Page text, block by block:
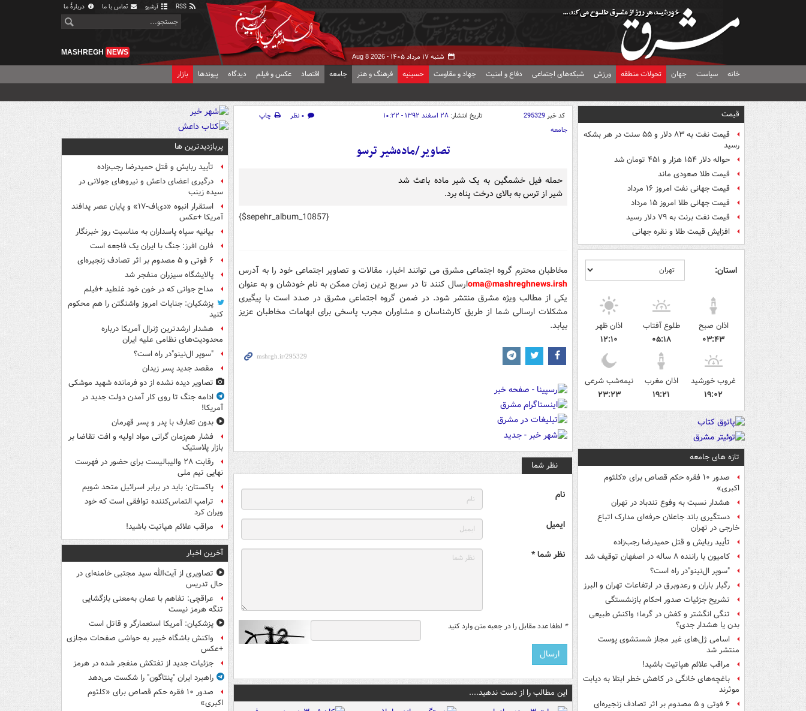
آرشیو تماس با ما دربارهٔ ما
شنبه ۱۷ مرداد ۱۴۰۵ - Aug 8 2026
MASHREGH NEWS
خانه سیاست جهان تحولات منطقه ورزش شبکه‌های اجتماعی دفاع و امنیت جهاد و مقاومت حسینیه فرهنگ و هنر جامعه اقتصاد عکس و فیلم دیدگاه پیوندها بازار
قیمت
قیمت نفت به ۸۳ دلار و ۵۵ سنت در هر بشکه
رسید
حواله دلار ۱۵۴ هزار و ۴۵۱ تومان شد
قیمت طلا صعودی ماند
قیمت جهانی نفت امروز ۱۶ مرداد
قیمت جهانی طلا امروز ۱۵ مرداد
قیمت نفت برنت به ۷۹ دلار رسید
افزایش قیمت طلا و نقره جهانی
استان:
اذان صبح
۰۳:۴۳
طلوع آفتاب
۰۵:۱۸
اذان ظهر
۱۲:۱۰
غروب خورشید
۱۹:۰۲
اذان مغرب
۱۹:۲۱
نیمه‌شب شرعی
۲۳:۲۳
تازه های جامعه
صدور ۱۰ فقره حکم قصاص برای «کلثوم
اکبری»
هشدار نسبت به وفوع تندباد در تهران
دستگیری باند جاعلان حرفه‌ای مدارک اتباع
خارجی در تهران
تأیید ربایش و قتل حمیدرضا رجب‌زاده
کامیون با راننده ۸ ساله در اصفهان توقیف شد
"سوپر ال‌نینو"در راه است؟
رگبار باران و رعدوبرق در ارتفاعات تهران و البرز
تشریح جزئیات صدور احکام بازنشستگی
تنگی انگشتر و کفش در گرما؛ واکنش طبیعی
بدن یا هشدار جدی؟
اسامی ژل‌های غیر مجاز شستشوی پوست
منتشر شد
مراقب علائم هپاتیت باشید!
باغچه‌های خانگی در کاهش خطر ابتلا به دیابت
موثرند
۶ فوتی و ۵ مصدوم بر اثر تصادف زنجیره‌ای
کد خبر295329 تاریخ انتشار: ۲۸ اسفند ۱۳۹۲ - ۱۰:۲۲ ۰ نظر
چاپ
جامعه
تصاویر/ماده‌شیر ترسو
حمله فیل خشمگین به یک شیر ماده باعث شد
شیر از ترس به بالای درخت پناه برد.
{$sepehr_album_10857}
مخاطبان محترم گروه اجتماعی مشرق می توانند اخبار، مقالات و تصاویر اجتماعی خود را به آدرس
sh
oma@mashreghnews.irارسال کنند تا در سریع ترین زمان ممکن به نام خودشان و به عنوان
یکی از مطالب ویژه مشرق منتشر شود. در ضمن گروه اجتماعی مشرق در صدد است با پیگیری
مشکلات ارسالی شما از طریق کارشناسان و مشاوران مجرب پاسخی برای ابهامات مخاطبان عزیز
بیابد.
نظر شما
نام
ایمیل
نظر شما *
* لطفا عدد مقابل را در جعبه متن وارد کنید
این مطالب را از دست ندهید....
پربازدیدترین ها
تأیید ربایش و قتل حمیدرضا رجب‌زاده
درگیری اعضای داعش و نیروهای جولانی در
سیده زینب
استقرار انبوه «دی‌اف‑۱۷» و پایان عصر پدافند
آمریکا +عکس
بیانیه سپاه پاسداران به مناسبت روز خبرنگار
فارن افرز: جنگ با ایران یک فاجعه است
۶ فوتی و ۵ مصدوم بر اثر تصادف زنجیره‌ای
پالایشگاه سیزران منفجر شد
مداح جوانی که در خون خود غلطید +فیلم
پزشکیان: جنایات امروز واشنگتن را هم محکوم
کنید
هشدار ارشدترین ژنرال آمریکا درباره
محدودیت‌های نظامی علیه ایران
"سوپر ال‌نینو"در راه است؟
مقصد جدید پسر زیدان
تصاویر دیده‌ نشده از دو فرمانده شهید موشکی
ادامه جنگ تا روی کار آمدن دولت جدید در
آمریکا!
بدون تعارف با پدر و پسر قهرمان
فشار هم‌زمان گرانی مواد اولیه و افت تقاضا بر
بازار پلاستیک
رقابت ۲۸ والیبالیست برای حضور در فهرست
نهایی تیم ملی
پاکستان: باید در برابر اسرائیل متحد شویم
ترامپ التماس‌کننده توافقی است که خود
ویران کرد
مراقب علائم هپاتیت باشید!
آخرین اخبار
تصاویری از آیت‌الله سید مجتبی خامنه‌ای در
حال تدریس
عراقچی: تفاهم با عمان به‌معنی بازگشایی
تنگه هرمز نیست
پزشکیان: آمریکا استعمارگر و قاتل است
واکنش باشگاه خیبر به حواشی صفحات مجازی
+عکس
جزئیات جدید از نفتکش منفجر شده در هرمز
راهبرد ایران "پنتاگون" را شکست می‌دهد
صدور ۱۰ فقره حکم قصاص برای «کلثوم
اکبری»